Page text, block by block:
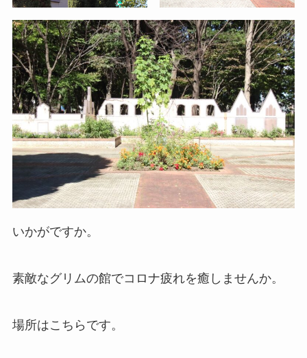
いかがですか。
素敵なグリムの館でコロナ疲れを癒しませんか。
場所はこちらです。